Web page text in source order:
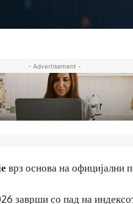
- Advertisement -
врз основа на официјални
заврши со пад на